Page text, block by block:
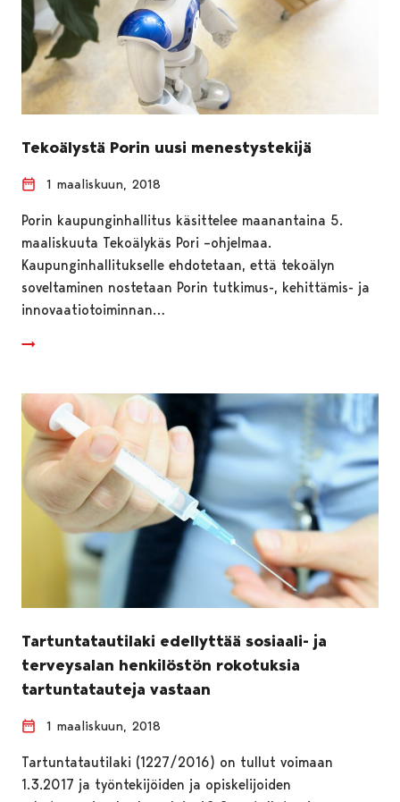
Tekoälystä Porin uusi menestystekijä
1 maaliskuun, 2018
Porin kaupunginhallitus käsittelee maanantaina 5.
maaliskuuta Tekoälykäs Pori –ohjelmaa.
Kaupunginhallitukselle ehdotetaan, että tekoälyn
soveltaminen nostetaan Porin tutkimus-, kehittämis- ja
innovaatiotoiminnan…
Tartuntatautilaki edellyttää sosiaali- ja
terveysalan henkilöstön rokotuksia
tartuntatauteja vastaan
1 maaliskuun, 2018
Tartuntatautilaki (1227/2016) on tullut voimaan
1.3.2017 ja työntekijöiden ja opiskelijoiden